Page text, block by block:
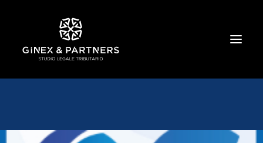
CHI SIAMO